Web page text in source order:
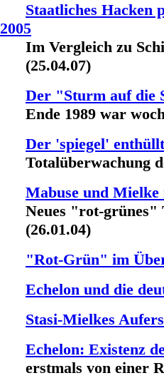
Staatliches Hacken
2005
Im Vergleich zu
(25.04.07)
Der "Sturm auf die
Ende 1989 war
Der 'spiegel'
Totalüberwachung
Mabuse und
Neues "rot-grünes"
(26.01.04)
"Rot-Grün" im
Echelon und die
Stasi-Mielkes
Echelon: Existenz
erstmals von einer